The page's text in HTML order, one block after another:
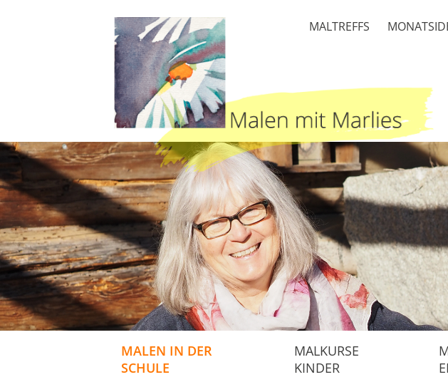
NAVIGATION
ÜBERSPRINGEN
MALTREFFS
NAVIGATION
ÜBERSPRINGEN
MALEN IN DER
SCHULE
MALKURSE
KINDER